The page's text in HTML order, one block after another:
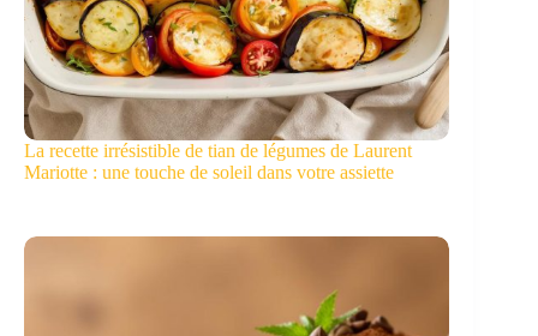
La recette irrésistible de tian de légumes de Laurent
Mariotte : une touche de soleil dans votre assiette